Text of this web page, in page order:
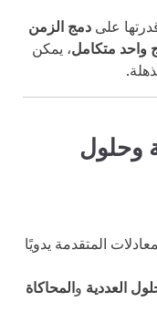
على دمج الزمن
واحد متكامل، يمكن
وحلول
المتقدمة يدويًا
العددية و المحاكاة